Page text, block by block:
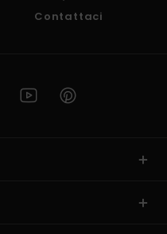
Contattaci